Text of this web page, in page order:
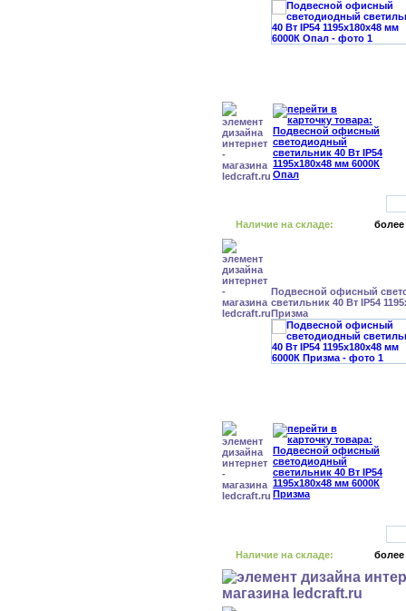
Наличие на складе: более
Подвесной офисный
светильник 40 Вт IP54
Призма
Наличие на складе: более